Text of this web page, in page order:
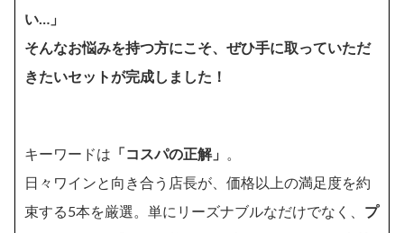
い…」
そんなお悩みを持つ方にこそ、ぜひ手に取っていただ
きたいセットが完成しました！
キーワードは 「コスパの正解」
。
日々ワインと向き合う店長が、価格以上の満足度を約
束する5本を厳選。単にリーズナブルなだけでなく、 プ